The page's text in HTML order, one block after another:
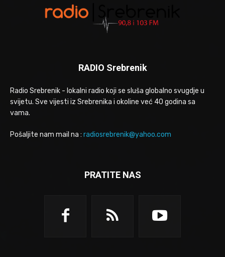
RADIO Srebrenik
Radio Srebrenik - lokalni radio koji se sluša globalno svugdje u
svijetu. Sve vijesti iz Srebrenika i okoline već 40 godina sa
vama.
Pošaljite nam mail na : radiosrebrenik@yahoo.com
PRATITE NAS